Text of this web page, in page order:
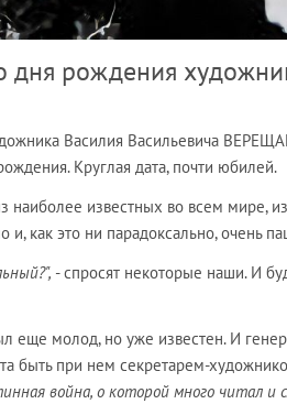
дня рождения
Василия Васильевича
Круглая дата, почти юбилей.
наиболее известных во всем мире,
как это ни парадоксально, очень
- спросят некоторые наши. И
еще молод, но уже известен. И
быть при нем секретарем-
война, о которой много читал и